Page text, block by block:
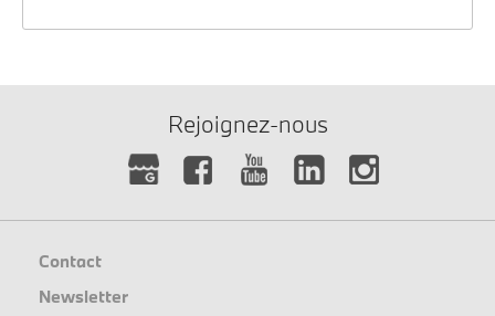
Rejoignez-nous
Contact
Newsletter